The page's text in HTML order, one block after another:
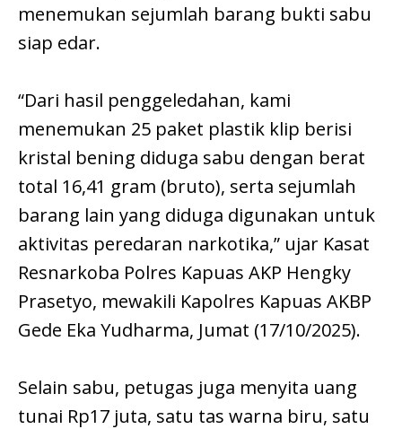
menemukan sejumlah barang bukti sabu
siap edar.
“Dari hasil penggeledahan, kami
menemukan 25 paket plastik klip berisi
kristal bening diduga sabu dengan berat
total 16,41 gram (bruto), serta sejumlah
barang lain yang diduga digunakan untuk
aktivitas peredaran narkotika,” ujar Kasat
Resnarkoba Polres Kapuas AKP Hengky
Prasetyo, mewakili Kapolres Kapuas AKBP
Gede Eka Yudharma, Jumat (17/10/2025).
Selain sabu, petugas juga menyita uang
tunai Rp17 juta, satu tas warna biru, satu